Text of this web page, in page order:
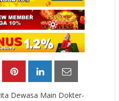
Dewasa Main Dokter-